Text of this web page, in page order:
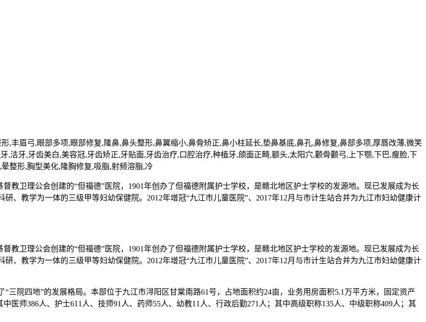
,丰眉弓,眼部多项,眼部修复,隆鼻,鼻头整形,鼻翼缩小,鼻骨矫正,鼻小柱延长,垫鼻基底,鼻孔,鼻修复,鼻部多项,厚唇改薄,微笑
,洁牙,牙齿美白,美容冠,牙齿矫正,牙贴面,牙齿治疗,口腔治疗,种植牙,颌面正畸,额头,太阳穴,颧骨颧弓,上下颚,下巴,瘦脸,下
整形,胸型美化,隆胸修复,吸脂,射频溶脂,冷
教卫理公会创建的“但福德”医院，1901年创办了但福德附属护士学校，是赣北地区护士学校的发源地。现已发展成为长
、教学为一体的三级甲等妇幼保健院。2012年增冠“九江市儿童医院”、2017年12月与市计生站合并为九江市妇幼健康计
教卫理公会创建的“但福德”医院，1901年创办了但福德附属护士学校，是赣北地区护士学校的发源地。现已发展成为长
、教学为一体的三级甲等妇幼保健院。2012年增冠“九江市儿童医院”、2017年12月与市计生站合并为九江市妇幼健康计
三院四地”的发展格局。本部位于九江市浔阳区甘棠南路61号，占地面积约24亩，业务用房面积5.1万平方米，固定资产
医师386人、护士611人、技师91人、药师55人、幼教11人、行政后勤271人；其中高级职称135人、中级职称409人；其